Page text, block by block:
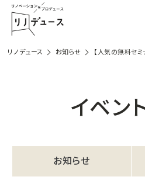
リノデュース お知らせ 【人気の無料セ
イベン
お知らせ